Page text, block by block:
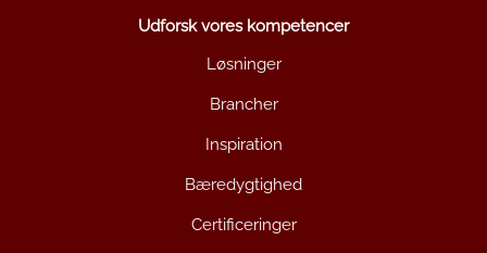
Udforsk vores kompetencer
Løsninger
Brancher
Inspiration
Bæredygtighed
Certificeringer